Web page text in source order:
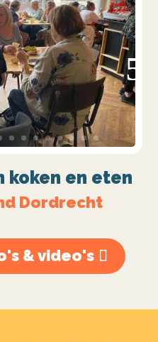
koken en eten
Dordrecht
& video's